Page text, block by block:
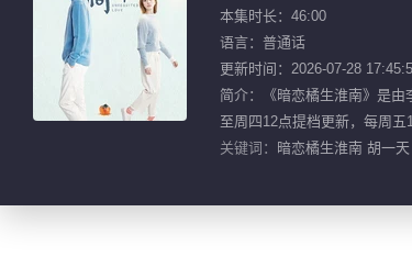
本集时长：46:00
语言：普通话
更新时间：2026-07-28
简介：《暗恋橘生淮南》是
至周四12点提档更新，每周
关键词：
暗恋橘生淮南 胡一